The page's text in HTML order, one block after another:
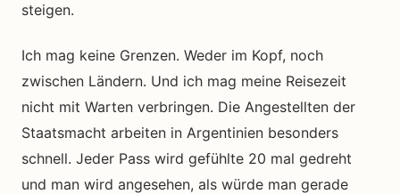
steigen.
Ich mag keine Grenzen. Weder im Kopf, noch
zwischen Ländern. Und ich mag meine Reisezeit
nicht mit Warten verbringen. Die Angestellten der
Staatsmacht arbeiten in Argentinien besonders
schnell. Jeder Pass wird gefühlte 20 mal gedreht
und man wird angesehen, als würde man gerade